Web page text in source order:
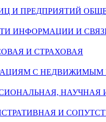
И ПРЕДПРИЯТИЙ
ИНФОРМАЦИИ И
И СТРАХОВАЯ
С
НАУЧНАЯ
И